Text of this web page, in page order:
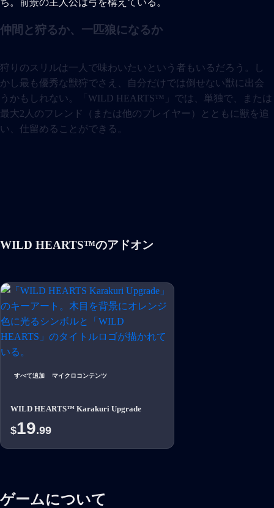
仲間と狩るか、一匹狼になるか
狩りのスリルは一人で味わいたいという者もいるだろう。し
かし最も優秀な獣狩でさえ、自分だけでは倒せない獣に出会
うかもしれない。「WILD HEARTS™」では、単独で、または
最大2人のフレンド（または他のプレイヤー）とともに獣を追
い、仕留めることができる。
WILD HEARTS™のアドオン
すべて追加 マイクロコンテンツ
WILD HEARTS™ Karakuri Upgrade
$19.99
ゲームについて